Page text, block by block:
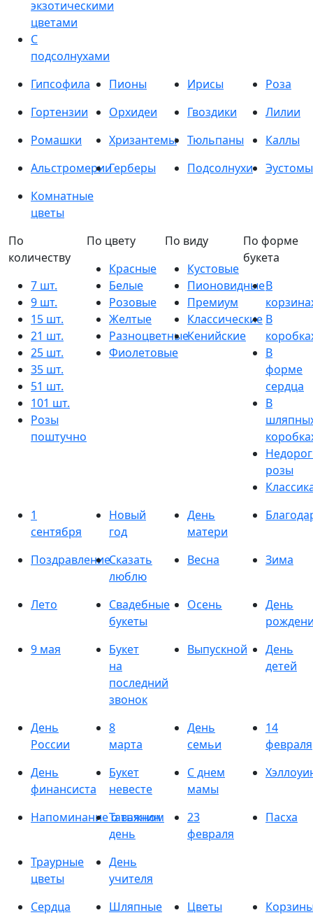
экзотическими
цветами
С
подсолнухами
Гипсофила
Пионы Ирисы
Роза
Гортензии
Орхидеи Гвоздики
Лилии
Ромашки
Хризантемы Тюльпаны
Каллы
АльстромерииГерберы Подсолнухи
Эустомы
Комнатные
цветы
По
количеству
7 шт.
9 шт.
15 шт.
21 шт.
25 шт.
35 шт.
51 шт.
101 шт.
Розы
поштучно
По цвету
Красные
Белые
Розовые
Желтые
Разноцветные
Фиолетовые
По виду
Кустовые
Пионовидные
Премиум
Классические
Кенийские
По форме
букета
В
В
В
форме
сердца
В
розы
1
сентября
Новый
год
День
матери
ПоздравлениеСказать
люблю
Весна Зима
Лето
Свадебные
букеты
Осень
День
9 мая
Букет
на
последний
звонок
Выпускной
День
детей
День
России
8
марта
День
семьи
14
февраля
День
финансиста
Букет
невесте
С днем
мамы
Напоминание о важном
Татьянин
день
23
февраля
Пасха
Траурные
цветы
День
учителя
Сердца
Шляпные
Цветы